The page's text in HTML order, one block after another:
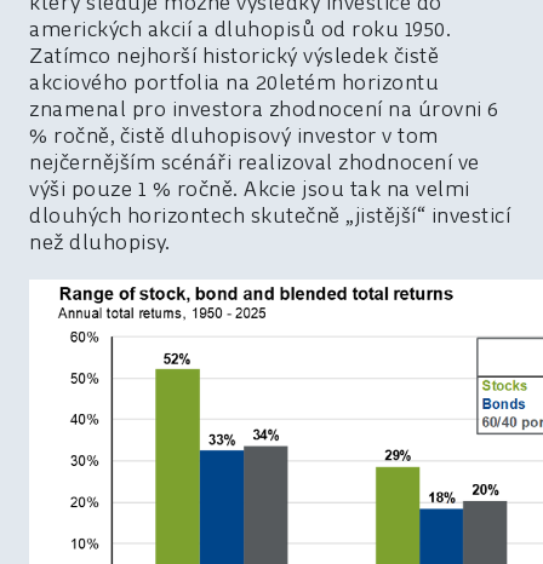
amerických akcií a dluhopisů od roku 1950.
Zatímco nejhorší historický výsledek čistě
akciového portfolia na 20letém horizontu
znamenal pro investora zhodnocení na úrovni 6
% ročně, čistě dluhopisový investor v tom
nejčernějším scénáři realizoval zhodnocení ve
výši pouze 1 % ročně. Akcie jsou tak na velmi
dlouhých horizontech skutečně „jistější“ investicí
než dluhopisy.